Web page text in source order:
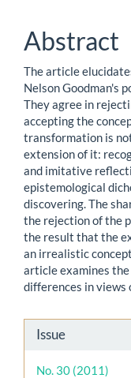
Abstract
The article
Nelson Goodman's
They agree in
accepting the
transformation is
extension of it:
and imitative
epistemological
discovering. The
the rejection of the
the result that the
an irrealistic
article examines
differences in views
Article
Details
Issue
No. 30 (2011)